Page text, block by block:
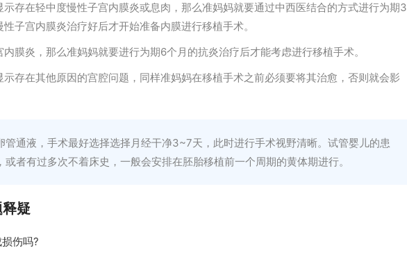
存在轻中度慢性子宫内膜炎或息肉，那么准妈妈就要通过中西医结合的方式进行为期3
子宫内膜炎治疗好后才开始准备内膜进行移植手术。
膜炎，那么准妈妈就要进行为期6个月的抗炎治疗后才能考虑进行移植手术。
存在其他原因的宫腔问题，同样准妈妈在移植手术之前必须要将其治愈，否则就会影
管通液，手术最好选择选择月经干净3~7天，此时进行手术视野清晰。试管婴儿的患
者有过多次不着床史，一般会安排在胚胎移植前一个周期的黄体期进行。
疑
伤吗?